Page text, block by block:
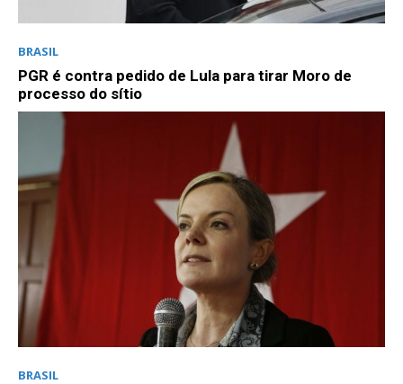
BRASIL
PGR é contra pedido de Lula para tirar Moro de
processo do sítio
BRASIL